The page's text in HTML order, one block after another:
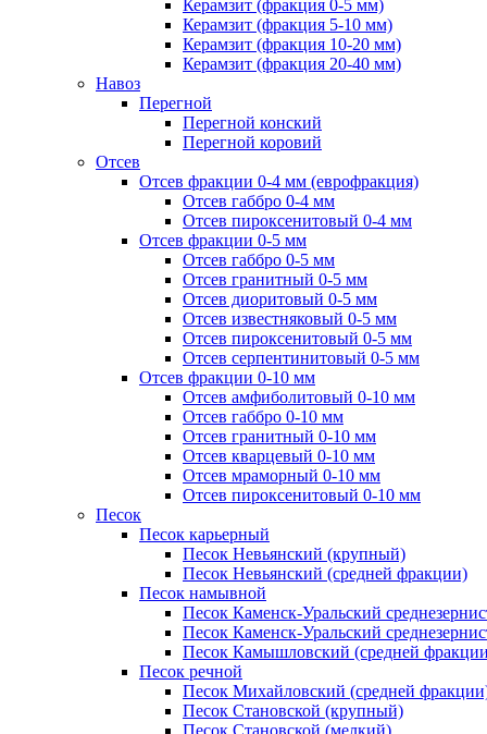
Керамзит (фракция 0-5 мм)
Керамзит (фракция 5-10 мм)
Керамзит (фракция 10-20 мм)
Керамзит (фракция 20-40 мм)
Навоз
Перегной
Перегной конский
Перегной коровий
Отсев
Отсев фракции 0-4 мм (еврофракция)
Отсев габбро 0-4 мм
Отсев пироксенитовый 0-4 мм
Отсев фракции 0-5 мм
Отсев габбро 0-5 мм
Отсев гранитный 0-5 мм
Отсев диоритовый 0-5 мм
Отсев известняковый 0-5 мм
Отсев пироксенитовый 0-5 мм
Отсев серпентинитовый 0-5 мм
Отсев фракции 0-10 мм
Отсев амфиболитовый 0-10 мм
Отсев габбро 0-10 мм
Отсев гранитный 0-10 мм
Отсев кварцевый 0-10 мм
Отсев мраморный 0-10 мм
Отсев пироксенитовый 0-10 мм
Песок
Песок карьерный
Песок Невьянский (крупный)
Песок Невьянский (средней фракции)
Песок намывной
Песок Каменск-Уральский
Песок Каменск-Уральский
Песок Камышловский (средней
Песок речной
Песок Михайловский (средней
Песок Становской (крупный)
Песок Становской (мелкий)